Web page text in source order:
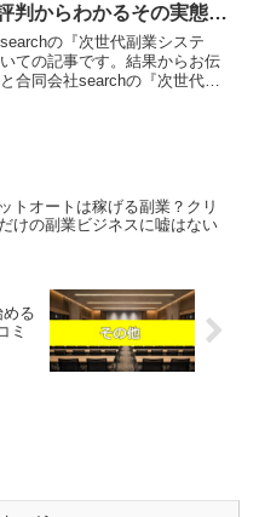
判からわかるその実態を
の『次世代副業システ
ての記事です。結果からお伝
合同会社searchの『次世代副
トオートは稼げる副業？クリ
けの副業ビジネスに嘘はない
る
ミ